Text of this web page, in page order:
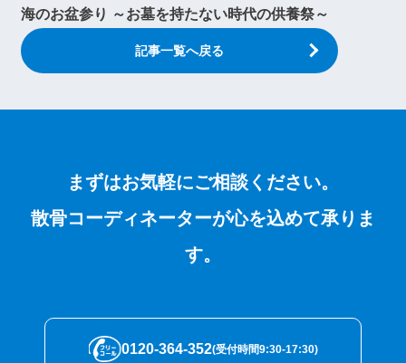
海のお盆参り ～お墓を持たない時代の供養祭～
記事一覧へ戻る
まずはお気軽にご相談ください。
散骨コーディネーターが心を込めて承りま
す。
0120-364-352(受付時間9:30-17:30)